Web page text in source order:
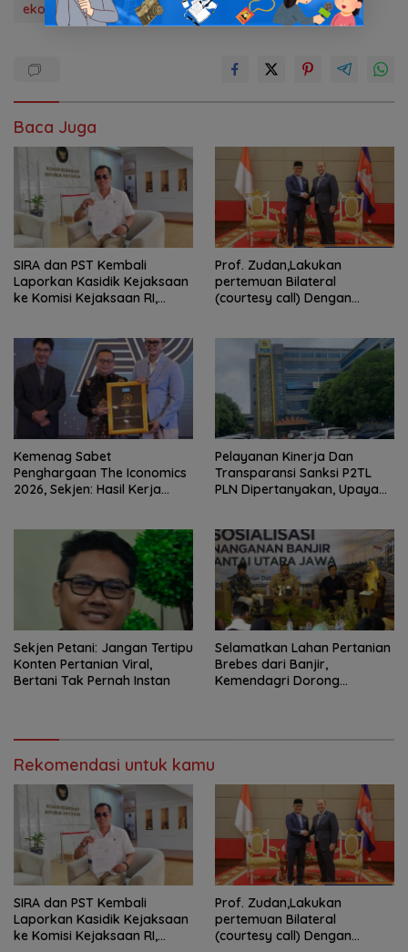
ekonomi feature mediabbc.co.id
Baca Juga
SIRA dan PST Kembali
Laporkan Kasidik Kejaksaan
ke Komisi Kejaksaan RI,
Penanganan Kasus Irigasi Air
Lemutu
Prof. Zudan,Lakukan
pertemuan Bilateral
(courtesy call) Dengan
Siapkan Indonesia Jadi Pusat
Kolaborasi ASN ASEAN
Kemenag Sabet
Penghargaan The Iconomics
2026, Sekjen: Hasil Kerja
Pelayanan Kinerja Dan
Transparansi Sanksi P2TL
PLN Dipertanyakan, Upaya
Sekjen Petani: Jangan Tertipu
Konten Pertanian Viral,
Bertani Tak Pernah Instan
Selamatkan Lahan Pertanian
Brebes dari Banjir,
Kemendagri Dorong
Rekomendasi untuk kamu
SIRA dan PST Kembali
Laporkan Kasidik Kejaksaan
ke Komisi Kejaksaan RI,
Prof. Zudan,Lakukan
pertemuan Bilateral
(courtesy call) Dengan